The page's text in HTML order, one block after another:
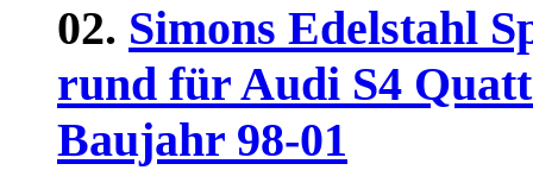
02. Simons Edelstahl
rund für Audi S4
Baujahr 98-01